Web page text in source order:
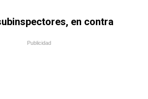
en contra
Publicidad